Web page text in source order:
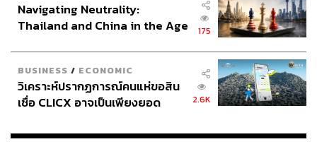
Navigating Neutrality:
Thailand and China in the Age
175
BUSINESS / ECONOMIC
วิเคราะห์ปรากฏการณ์คนแห่ขอสิน
เชื่อ CLICX อาจเป็นเพียงยอด
เรือนไทยที่ถูกซุกไว้
2.6K